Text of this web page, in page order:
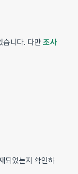
습니다. 다만 조사
되었는지 확인하